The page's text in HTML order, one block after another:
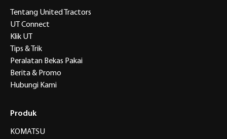
Tentang United Tractors
UT Connect
Klik UT
Tips & Trik
Peralatan Bekas Pakai
Berita & Promo
Hubungi Kami
Produk
KOMATSU